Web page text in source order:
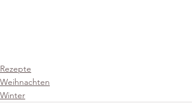
Rezepte
Weihnachten
Winter